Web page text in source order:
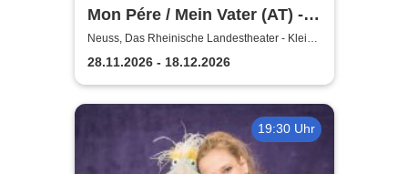
Mon Pére / Mein Vater (AT) -
Rheinisches Landestheater
Neuss
Neuss, Das Rheinische Landestheater - Kleine
Bühne
28.11.2026 - 18.12.2026
19:30 Uhr